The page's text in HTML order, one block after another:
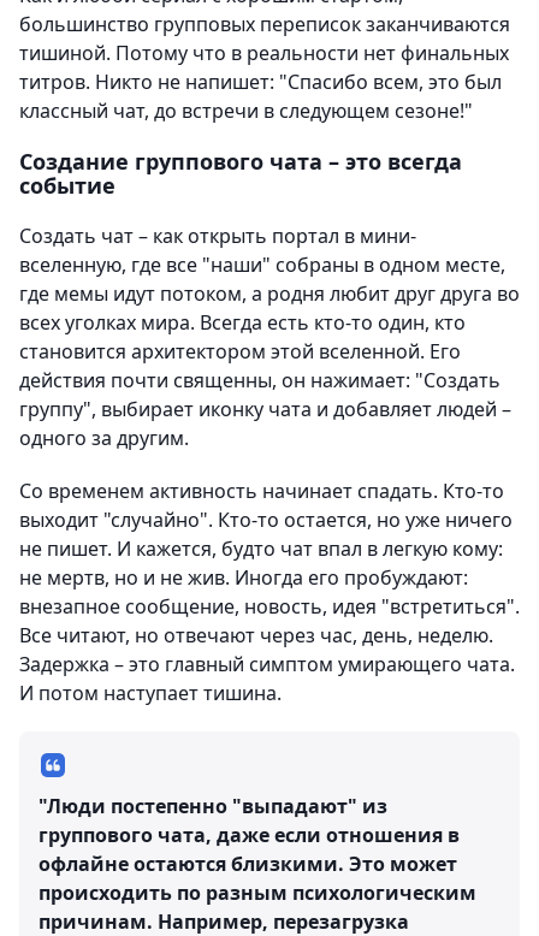
большинство групповых переписок заканчиваются
тишиной. Потому что в реальности нет финальных
титров. Никто не напишет: "Спасибо всем, это был
классный чат, до встречи в следующем сезоне!"
Создание группового чата – это всегда
событие
Создать чат – как открыть портал в мини-
вселенную, где все "наши" собраны в одном месте,
где мемы идут потоком, а родня любит друг друга во
всех уголках мира. Всегда есть кто-то один, кто
становится архитектором этой вселенной. Его
действия почти священны, он нажимает: "Создать
группу", выбирает иконку чата и добавляет людей –
одного за другим.
Со временем активность начинает спадать. Кто-то
выходит "случайно". Кто-то остается, но уже ничего
не пишет. И кажется, будто чат впал в легкую кому:
не мертв, но и не жив. Иногда его пробуждают:
внезапное сообщение, новость, идея "встретиться".
Все читают, но отвечают через час, день, неделю.
Задержка – это главный симптом умирающего чата.
И потом наступает тишина.
"⁠Люди постепенно "выпадают" из
группового чата, даже если отношения в
офлайне остаются близкими. Это может
происходить по разным психологическим
причинам. Например, перезагрузка